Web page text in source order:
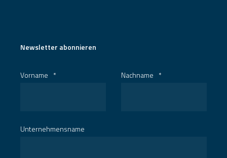
Newsletter abonnieren
Vorname * Nachname *
Unternehmensname